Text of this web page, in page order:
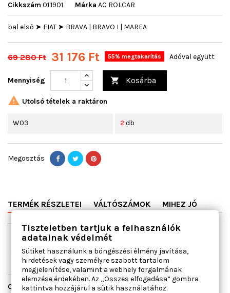
Cikkszám 01.1901 Márka AC ROLCAR
bal első ➤ FIAT ➤ BRAVA | BRAVO I | MAREA
69 280 Ft 31 176 Ft 55% megtakarítás Adóval együtt
Mennyiség  Kosárba
 Utolsó tételek a raktáron
W03 2db
Megosztás
TERMÉK RÉSZLETEI VÁLTÓSZÁMOK MIHEZ JÓ
Cikkszám01.1901
Tiszteletben tartjuk a felhasználók
adatainak védelmét
Sütiket használunk a böngészési élmény javítása,
hirdetések vagy személyre szabott tartalom
megjelenítése, valamint a webhely forgalmának
elemzése érdekében. Az „Összes elfogadása” gombra
kattintva hozzájárul a sütik használatához.